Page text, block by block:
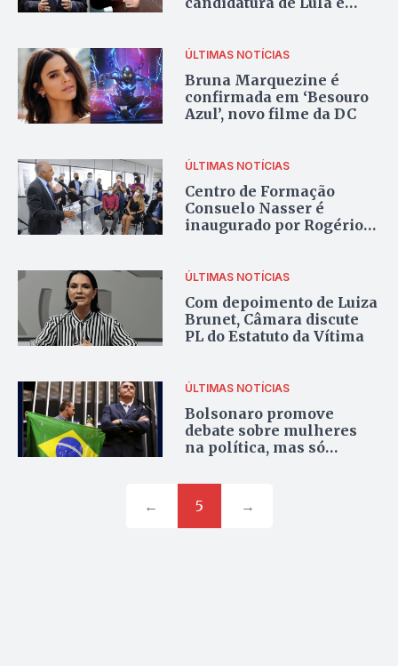
ÚLTIMAS NOTÍCIAS
Bruna Marquezine é
confirmada em ‘Besouro
Azul’, novo filme da DC
ÚLTIMAS NOTÍCIAS
Centro de Formação
Consuelo Nasser é
inaugurado por Rogério
ÚLTIMAS NOTÍCIAS
Com depoimento de Luiza
Brunet, Câmara discute
PL do Estatuto da Vítima
ÚLTIMAS NOTÍCIAS
Bolsonaro promove
debate sobre mulheres
na política, mas só
← 5 →